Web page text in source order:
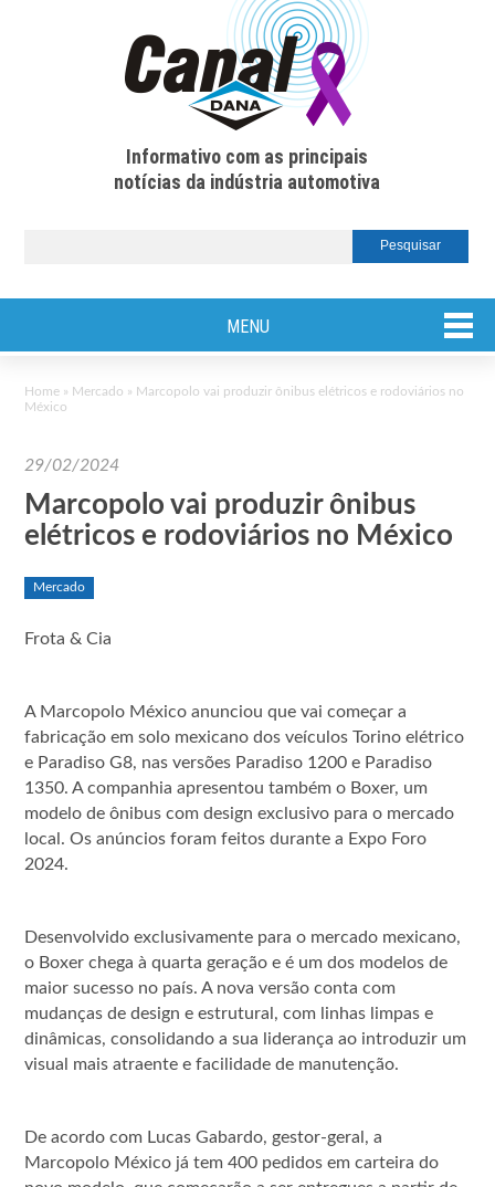
Informativo com as principais
notícias da indústria automotiva
MENU
Home » Mercado » Marcopolo vai produzir ônibus elétricos e rodoviários no
México
29/02/2024
Marcopolo vai produzir ônibus
elétricos e rodoviários no México
Mercado
Frota & Cia
A Marcopolo México anunciou que vai começar a
fabricação em solo mexicano dos veículos Torino elétrico
e Paradiso G8, nas versões Paradiso 1200 e Paradiso
1350. A companhia apresentou também o Boxer, um
modelo de ônibus com design exclusivo para o mercado
local. Os anúncios foram feitos durante a Expo Foro
2024.
Desenvolvido exclusivamente para o mercado mexicano,
o Boxer chega à quarta geração e é um dos modelos de
maior sucesso no país. A nova versão conta com
mudanças de design e estrutural, com linhas limpas e
dinâmicas, consolidando a sua liderança ao introduzir um
visual mais atraente e facilidade de manutenção.
De acordo com Lucas Gabardo, gestor-geral, a
Marcopolo México já tem 400 pedidos em carteira do